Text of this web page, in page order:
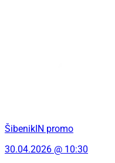
ŠibenikIN promo
30.04.2026 @ 10:30